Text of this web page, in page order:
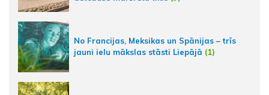
No Francijas, Meksikas un Spānijas – trīs
jauni ielu mākslas stāsti Liepājā (1)